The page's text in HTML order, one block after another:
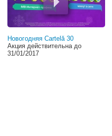
Новогодняя Cartelă 30
Акция действительна до
31/01/2017